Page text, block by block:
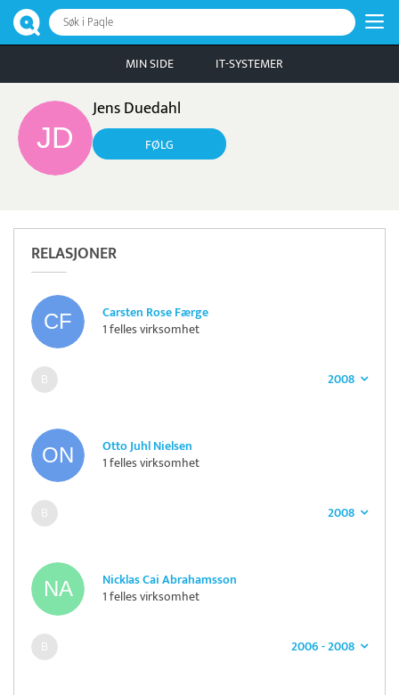
Søk i Paqle
MIN SIDE IT-SYSTEMER
Jens Duedahl
FØLG
RELASJONER
Carsten Rose Færge
1 felles virksomhet
2008
Otto Juhl Nielsen
1 felles virksomhet
2008
Nicklas Cai Abrahamsson
1 felles virksomhet
2006 - 2008